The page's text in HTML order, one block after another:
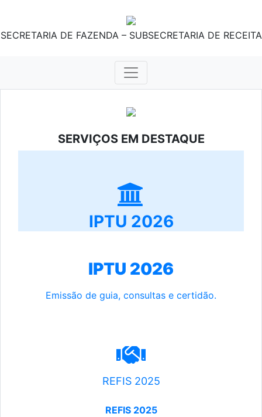
SECRETARIA DE FAZENDA – SUBSECRETARIA DE RECEITA
SERVIÇOS EM DESTAQUE
IPTU 2026
IPTU 2026
Emissão de guia, consultas e certidão.
REFIS 2025
REFIS 2025